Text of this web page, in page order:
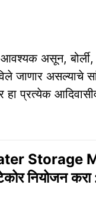
असून,
जाणार असल्याचे
हा प्रत्येक
Storage
नियोजन करा